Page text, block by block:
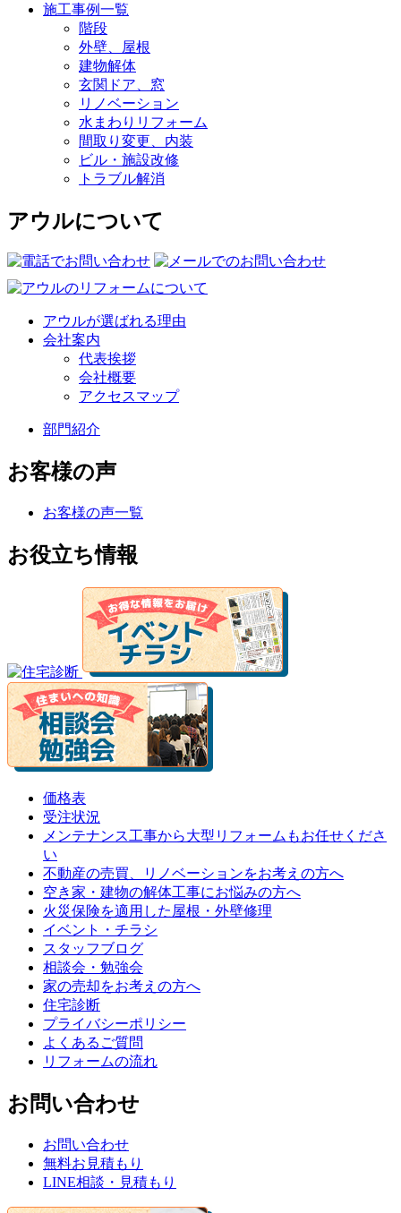
施工事例一覧
階段
外壁、屋根
建物解体
玄関ドア、窓
リノベーション
水まわりリフォーム
間取り変更、内装
ビル・施設改修
トラブル解消
アウルについて
アウルが選ばれる理由
会社案内
代表挨拶
会社概要
アクセスマップ
部門紹介
お客様の声
お客様の声一覧
お役立ち情報
価格表
受注状況
メンテナンス工事から大型リフォームもお任せくださ
い
不動産の売買、リノベーションをお考えの方へ
空き家・建物の解体工事にお悩みの方へ
火災保険を適用した屋根・外壁修理
イベント・チラシ
スタッフブログ
相談会・勉強会
家の売却をお考えの方へ
住宅診断
プライバシーポリシー
よくあるご質問
リフォームの流れ
お問い合わせ
お問い合わせ
無料お見積もり
LINE相談・見積もり